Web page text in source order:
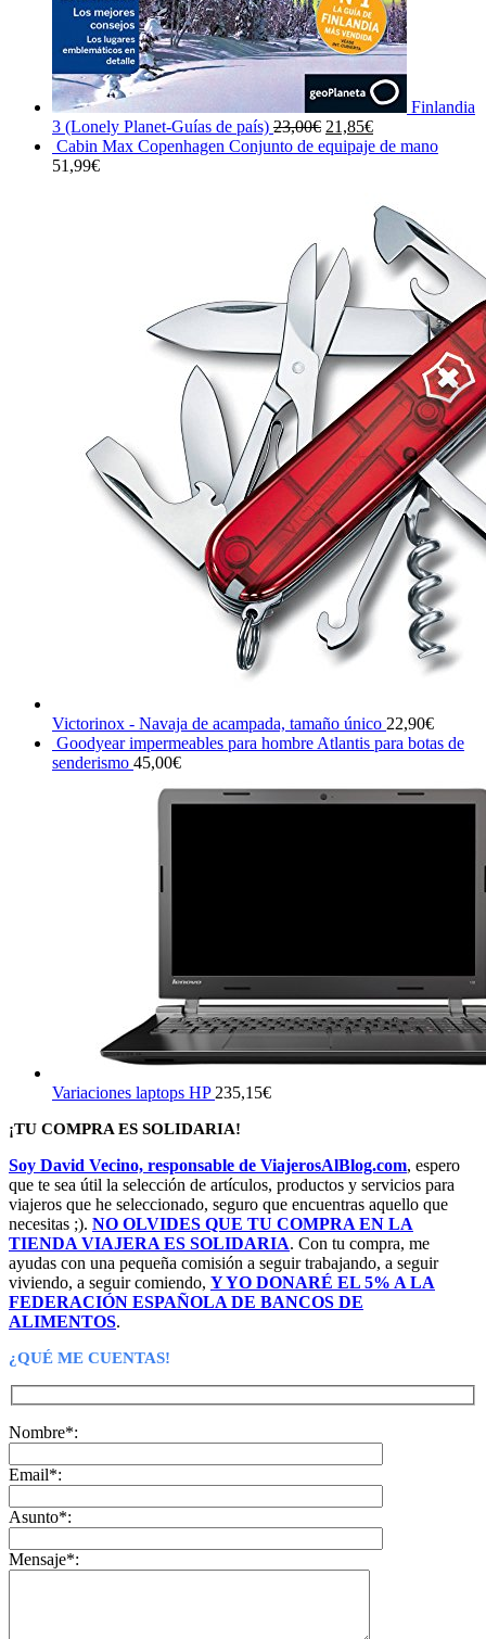
Finlandia
3 (Lonely Planet-Guías de país) 23,00€ El
precio
21,85€El
precio
21,85€.
Cabin Max Copenhagen Conjunto de equipaje de mano
51,99€
Victorinox - Navaja de acampada, tamaño único 22,90€
Goodyear impermeables para hombre Atlantis para botas de
senderismo 45,00€
Variaciones laptops HP 235,15€
¡TU COMPRA ES SOLIDARIA!
Soy David Vecino, responsable de ViajerosAlBlog.com, espero
que te sea útil la selección de artículos, productos y servicios para
viajeros que he seleccionado, seguro que encuentras aquello que
necesitas ;). NO OLVIDES QUE TU COMPRA EN LA
TIENDA VIAJERA ES SOLIDARIA. Con tu compra, me
ayudas con una pequeña comisión a seguir trabajando, a seguir
viviendo, a seguir comiendo, Y YO DONARÉ EL 5% A LA
FEDERACIÓN ESPAÑOLA DE BANCOS DE
ALIMENTOS.
¿QUÉ ME CUENTAS!
Nombre*:
Email*:
Asunto*:
Mensaje*: